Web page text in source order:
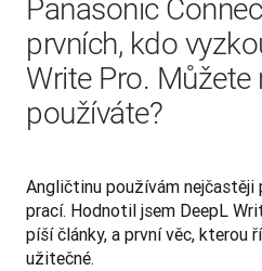
Panasonic
prvních, kdo
Write Pro. Můžete
používáte?
Angličtinu používám nejčastěji
prací. Hodnotil jsem DeepL
píší články, a první věc, kterou
užitečné.